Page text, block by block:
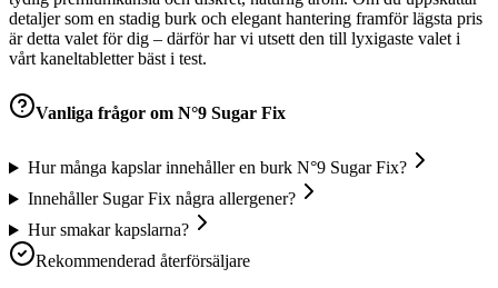
detaljer som en stadig burk och elegant hantering framför lägsta pris
är detta valet för dig – därför har vi utsett den till lyxigaste valet i
vårt kaneltabletter bäst i test.
Vanliga frågor om N°9 Sugar Fix
Hur många kapslar innehåller en burk N°9 Sugar Fix?
Innehåller Sugar Fix några allergener?
Hur smakar kapslarna?
Rekommenderad återförsäljare